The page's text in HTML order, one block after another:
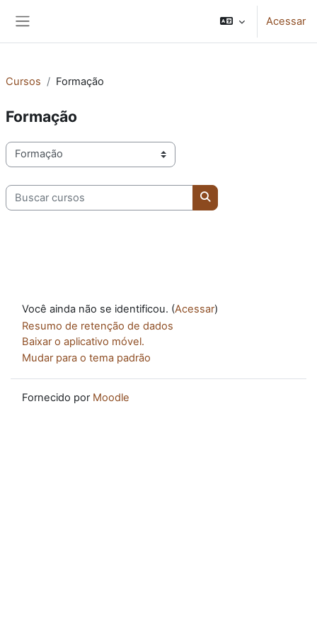
Acessar
Cursos Formação
Formação
Categorias de Cursos
Buscar cursos
Buscar cursos
Você ainda não se identificou. (Acessar)
Resumo de retenção de dados
Baixar o aplicativo móvel.
Mudar para o tema padrão
Fornecido por Moodle